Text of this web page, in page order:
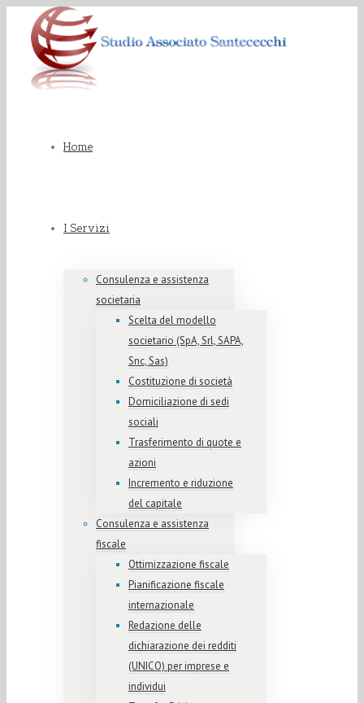
Home
I Servizi
Consulenza e assistenza
societaria
Scelta del modello
societario (SpA, Srl, SAPA,
Snc, Sas)
Costituzione di società
Domiciliazione di sedi
sociali
Trasferimento di quote e
azioni
Incremento e riduzione
del capitale
Consulenza e assistenza
fiscale
Ottimizzazione fiscale
Pianificazione fiscale
internazionale
Redazione delle
dichiarazione dei redditi
(UNICO) per imprese e
individui